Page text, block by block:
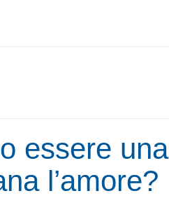
essere una
l’amore?